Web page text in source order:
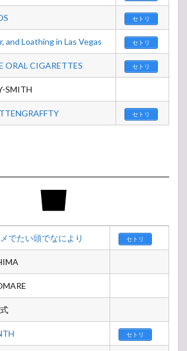
セトリ
and Loathing in Las Vegas セトリ
ORAL CIGARETTES セトリ
SMITH
セトリ
でたい頭でなにより セトリ
セトリ